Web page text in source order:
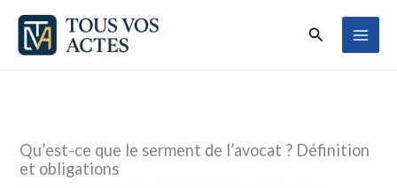
Aller
contenu
Rechercher
Qu’est-ce que le serment de l’avocat ? Définition
et obligations